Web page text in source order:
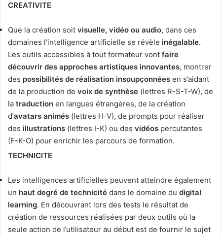
CREATIVITE
Que la création soit visuelle, vidéo ou audio, dans ces
domaines l’intelligence artificielle se révèle inégalable.
Les outils accessibles à tout formateur vont faire
découvrir des approches artistiques innovantes, montrer
des possibilités de réalisation insoupçonnées en s’aidant
de la production de voix de synthèse (lettres R-S-T-W), de
la traduction en langues étrangères, de la création
d’avatars animés (lettres H-V), de prompts pour réaliser
des illustrations (lettres I-K) ou des vidéos percutantes
(F-K-O) pour enrichir les parcours de formation.
TECHNICITE
Les intelligences artificielles peuvent atteindre également
un haut degré de technicité dans le domaine du digital
learning. En découvrant lors des tests le résultat de
création de ressources réalisées par deux outils où la
seule action de l’utilisateur au début est de fournir le sujet